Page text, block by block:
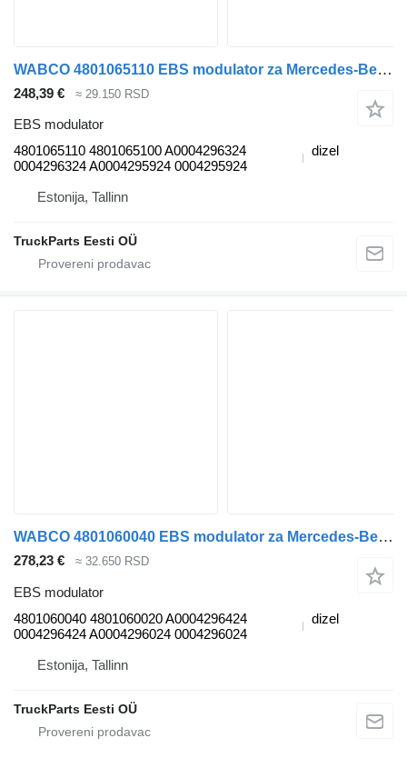
WABCO 4801065110 EBS modulator za Mercedes-Benz Antos, Arocs, Actros MP4 (2012-) tegljača
248,39 € ≈ 29.150 RSD
EBS modulator
4801065110 4801065100 A0004296324
0004296324 A0004295924 0004295924
dizel
Estonija, Tallinn
TruckParts Eesti OÜ
WABCO 4801060040 EBS modulator za Mercedes-Benz Antos, Arocs, Actros MP4 (2012-) tegljača
278,23 € ≈ 32.650 RSD
EBS modulator
4801060040 4801060020 A0004296424
0004296424 A0004296024 0004296024
dizel
Estonija, Tallinn
TruckParts Eesti OÜ